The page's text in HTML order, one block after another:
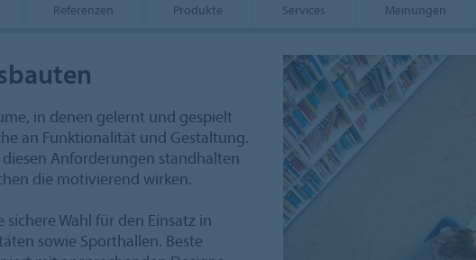
Referenzen Produkte Services Meinungen
in denen gelernt und gespielt
an Funktionalität und Gestaltung.
Anforderungen standhalten
die motivierend wirken.
Wahl für den Einsatz in
sowie Sporthallen. Beste